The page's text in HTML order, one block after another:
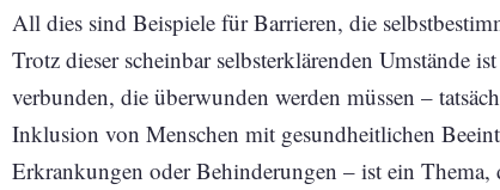
All dies sind Beispiele für Barrieren, die
Trotz dieser scheinbar selbsterklärenden Umstände
verbunden, die überwunden werden müssen –
Inklusion von Menschen mit gesundheitlichen
Erkrankungen oder Behinderungen – ist ein Thema,